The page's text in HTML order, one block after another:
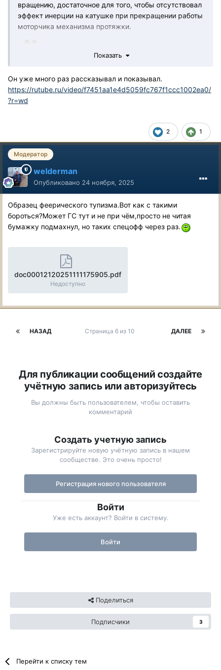
вращению, достаточное для того, чтобы отсутствовал
эффект инерции на катушке при прекращении работы
моторчика механизма протяжки.
Показать
Он уже много раз рассказывал и показывал.
https://rutube.ru/video/f7451aa1e4d5059fc767f1ccc1002ea0/
?r=wd
2 1
Модератор
welderman
Опубликовано 24 ноября, 2025
Образец феерического тупизма.Вот как с такими
бороться?Может ГС тут и не при чём,просто не читая
бумажку подмахнул, но таких спецофф через раз.
doc00012120251111175905.pdf
Недоступно
НАЗАД ДАЛЕЕ
Страница 6 из 10
Для публикации сообщений создайте
учётную запись или авторизуйтесь
Вы должны быть пользователем, чтобы оставить
комментарий
Создать учетную запись
Зарегистрируйте новую учётную запись в нашем
сообществе. Это очень просто!
Регистрация нового пользователя
Войти
Уже есть аккаунт? Войти в систему.
Войти
Поделиться
Подписчики 3
Перейти к списку тем